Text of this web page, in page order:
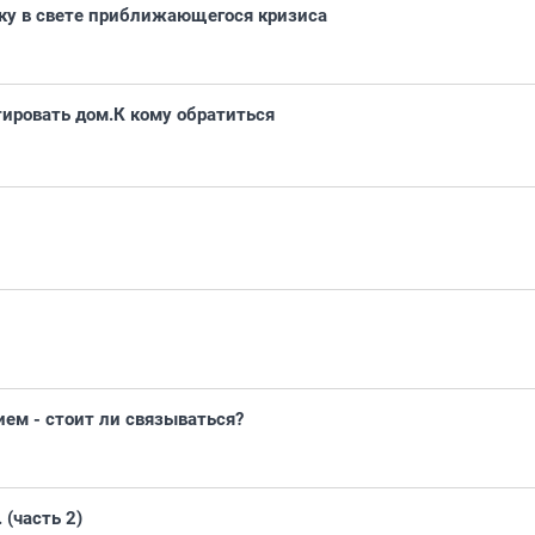
в свете приближающегося кризиса
дом.К кому обратиться
- стоит ли связываться?
2)